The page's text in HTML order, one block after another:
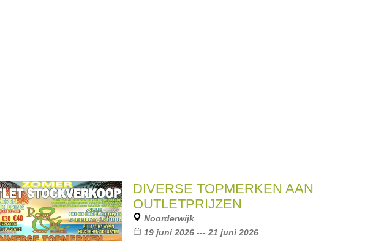
DIVERSE TOPMERKEN AAN
OUTLETPRIJZEN
Noorderwijk
19 juni 2026 --- 21 juni 2026